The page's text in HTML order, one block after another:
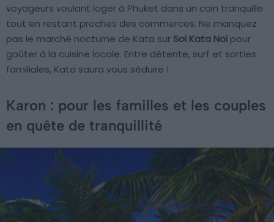
voyageurs voulant loger à Phuket dans un coin tranquille
tout en restant proches des commerces. Ne manquez
pas le marché nocturne de Kata sur Soi Kata Noi pour
goûter à la cuisine locale. Entre détente, surf et sorties
familiales, Kata saura vous séduire !
Karon : pour les familles et les couples
en quête de tranquillité